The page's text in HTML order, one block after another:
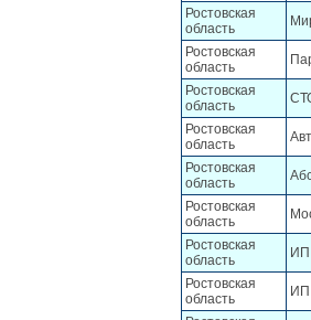
Ростовская
область
Ростовская
область
Ростовская
область
Ростовская
область
Ростовская
область
Ростовская
область
Ростовская
область
ИП
Ростовская
область
ИП